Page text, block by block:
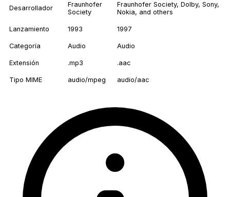
Desarrollador
Fraunhofer
Society
Fraunhofer Society, Dolby, Sony,
Nokia, and others
Lanzamiento 1993 1997
Categoría Audio Audio
Extensión .mp3 .aac
Tipo MIME audio/mpeg audio/aac